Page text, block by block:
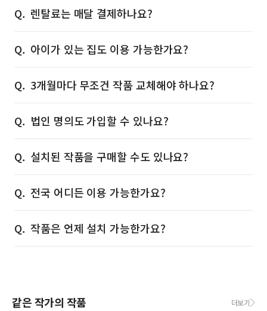
렌탈료는 매달 결제하나요?
아이가 있는 집도 이용 가능한가요?
3개월마다 무조건 작품 교체해야 하나요?
법인 명의도 가입할 수 있나요?
설치된 작품을 구매할 수도 있나요?
전국 어디든 이용 가능한가요?
작품은 언제 설치 가능한가요?
같은 작가의 작품 더보기